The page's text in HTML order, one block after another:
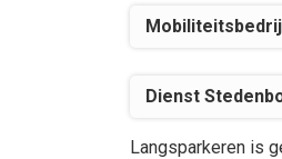
Dienst
Langsparkeren is